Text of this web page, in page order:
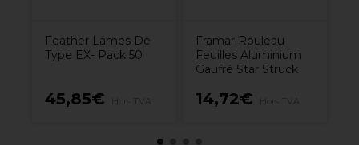
Feather Lames De
Type EX- Pack 50
45,85€
Framar Rouleau
Feuilles Aluminium
Gaufré Star Struck
14,72€